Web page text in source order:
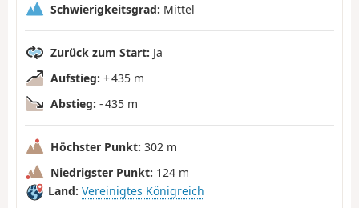
Schwierigkeitsgrad: Mittel
Zurück zum Start: Ja
Aufstieg: + 435 m
Abstieg: - 435 m
Höchster Punkt: 302 m
Niedrigster Punkt: 124 m
Land: Vereinigtes Königreich